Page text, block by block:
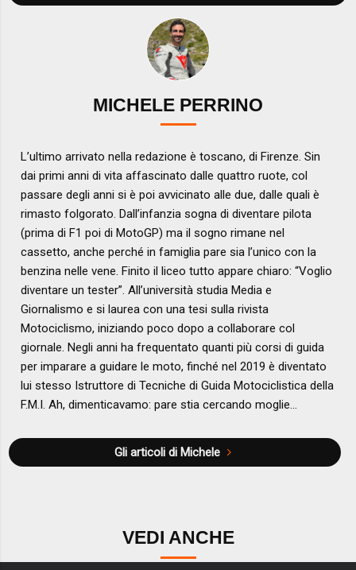
MICHELE PERRINO
L’ultimo arrivato nella redazione è toscano, di Firenze. Sin
dai primi anni di vita affascinato dalle quattro ruote, col
passare degli anni si è poi avvicinato alle due, dalle quali è
rimasto folgorato. Dall’infanzia sogna di diventare pilota
(prima di F1 poi di MotoGP) ma il sogno rimane nel
cassetto, anche perché in famiglia pare sia l’unico con la
benzina nelle vene. Finito il liceo tutto appare chiaro: “Voglio
diventare un tester”. All’università studia Media e
Giornalismo e si laurea con una tesi sulla rivista
Motociclismo, iniziando poco dopo a collaborare col
giornale. Negli anni ha frequentato quanti più corsi di guida
per imparare a guidare le moto, finché nel 2019 è diventato
lui stesso Istruttore di Tecniche di Guida Motociclistica della
F.M.I. Ah, dimenticavamo: pare stia cercando moglie…
Gli articoli di Michele
VEDI ANCHE